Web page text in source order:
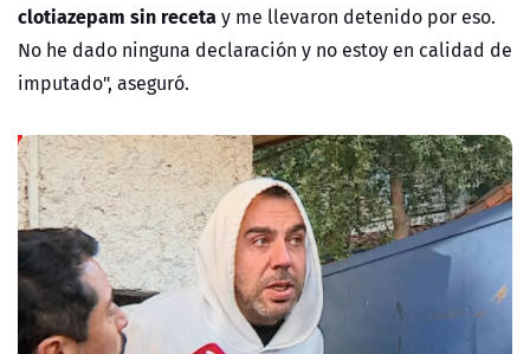
clotiazepam sin recetay me llevaron detenido por eso.
No he dado ninguna declaración y no estoy en calidad de
imputado", aseguró.